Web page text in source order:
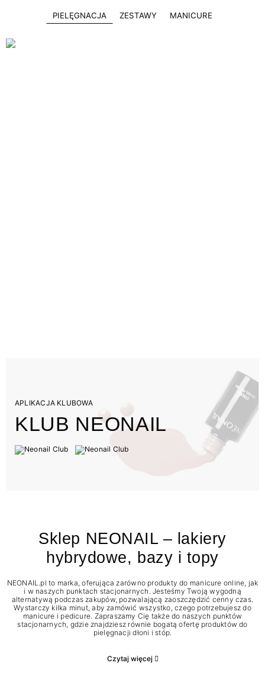
PIELĘGNACJA ZESTAWY MANICURE
APLIKACJA KLUBOWA
KLUB NEONAIL
Sklep NEONAIL – lakiery
hybrydowe, bazy i topy
NEONAIL.pl to marka, oferująca zarówno produkty do manicure online, jak
i w naszych punktach stacjonarnych. Jesteśmy Twoją wygodną
alternatywą podczas zakupów, pozwalającą zaoszczędzić cenny czas.
Wystarczy kilka minut, aby zamówić wszystko, czego potrzebujesz do
manicure i pedicure. Zapraszamy Cię także do naszych punktów
stacjonarnych, gdzie znajdziesz równie bogatą ofertę produktów do
pielęgnacji dłoni i stóp.
Czytaj więcej